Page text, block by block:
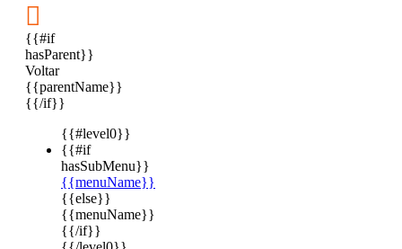

{{#if
hasParent}}
Voltar
{{parentName}}
{{/if}}
{{#level0}}
{{#if
hasSubMenu}}
{{menuName}}
{{else}}
{{menuName}}
{{/if}}